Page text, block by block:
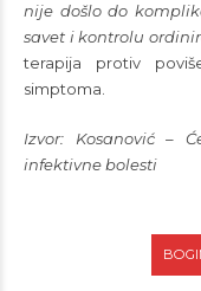
nije došlo do
savet i kontrolu
terapija protiv
simptoma.
Izvor: Kosanović –
infektivne bolesti